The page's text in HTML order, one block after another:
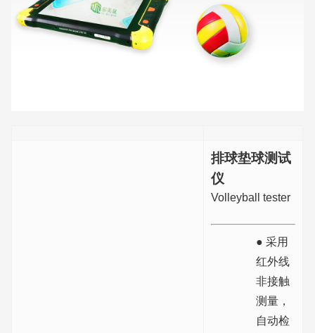
排球垫球测试
仪
Volleyball tester
● 采用
红外线
非接触
测量，
自动检